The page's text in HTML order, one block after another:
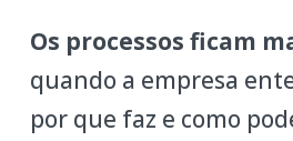
Os processos ficam
quando a empresa
por que faz e como